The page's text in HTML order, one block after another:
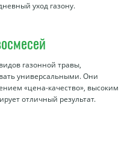
уход газону.
газонной травы,
универсальными. Они
«цена-качество», высоким
отличный результат.